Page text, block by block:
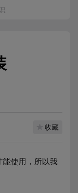
收藏
能使用，所以我